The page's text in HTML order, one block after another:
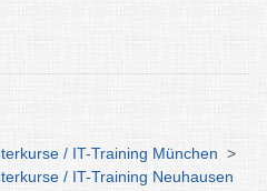
/ IT-Training München >
/ IT-Training Neuhausen